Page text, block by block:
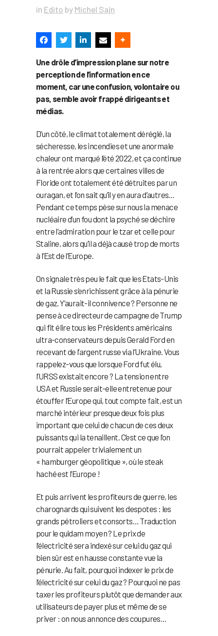
in Edito by Michel Sajn
Une drôle d’impression plane sur notre
perception de l’information en ce
moment, car une confusion, volontaire ou
pas, semble avoir frappé dirigeants et
médias.
D’un côté, le climat totalement déréglé, la
sécheresse, les incendies et une anormale
chaleur ont marqué l’été 2022, et ça continue
à la rentrée alors que certaines villes de
Floride ont totalement été détruites par un
ouragan, et l’on sait qu’il y en aura d’autres…
Pendant ce temps pèse sur nous la menace
nucléaire d’un fou dont la psyché se déchire
entre l’admiration pour le tzar et celle pour
Staline, alors qu’il a déjà causé trop de morts
à l’Est de l’Europe.
On signale très peu le fait que les Etats-Unis
et la Russie s’enrichissent grâce à la pénurie
de gaz. Y’aurait-il connivence ? Personne ne
pense à ce directeur de campagne de Trump
qui fit élire tous les Présidents américains
ultra-conservateurs depuis Gerald Ford en
recevant de l’argent russe via l’Ukraine. Vous
rappelez-vous que lorsque Ford fut élu,
l’URSS existait encore ? La tension entre
USA et Russie serait-elle entretenue pour
étouffer l’Europe qui, tout compte fait, est un
marché intérieur presque deux fois plus
important que celui de chacun de ces deux
puissants qui la tenaillent. C’est ce que l’on
pourrait appeler trivialement un
« hamburger géopolitique », où le steak
haché est l’Europe !
Et puis arrivent les profiteurs de guerre, les
charognards qui suivent les despotes : les
grands pétroliers et consorts… Traduction
pour le quidam moyen ? Le prix de
l’électricité sera indexé sur celui du gaz qui
bien sûr est en hausse constante vue la
pénurie. Au fait, pourquoi indexer le prix de
l’électricité sur celui du gaz ? Pourquoi ne pas
taxer les profiteurs plutôt que demander aux
utilisateurs de payer plus et même de se
priver : on nous annonce des coupures…